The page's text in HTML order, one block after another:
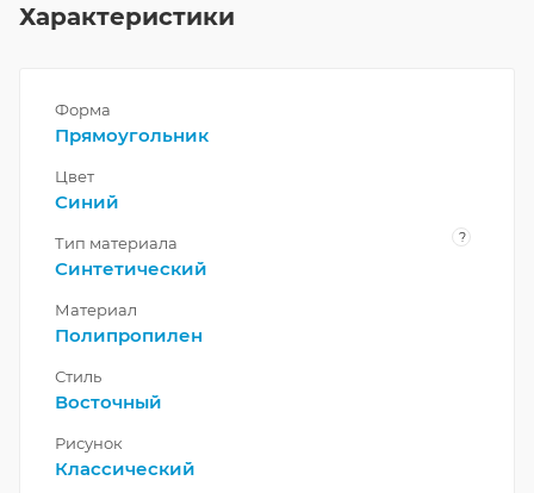
Характеристики
Форма
Прямоугольник
Цвет
Синий
Тип материала ?
Синтетический
Материал
Полипропилен
Стиль
Восточный
Рисунок
Классический